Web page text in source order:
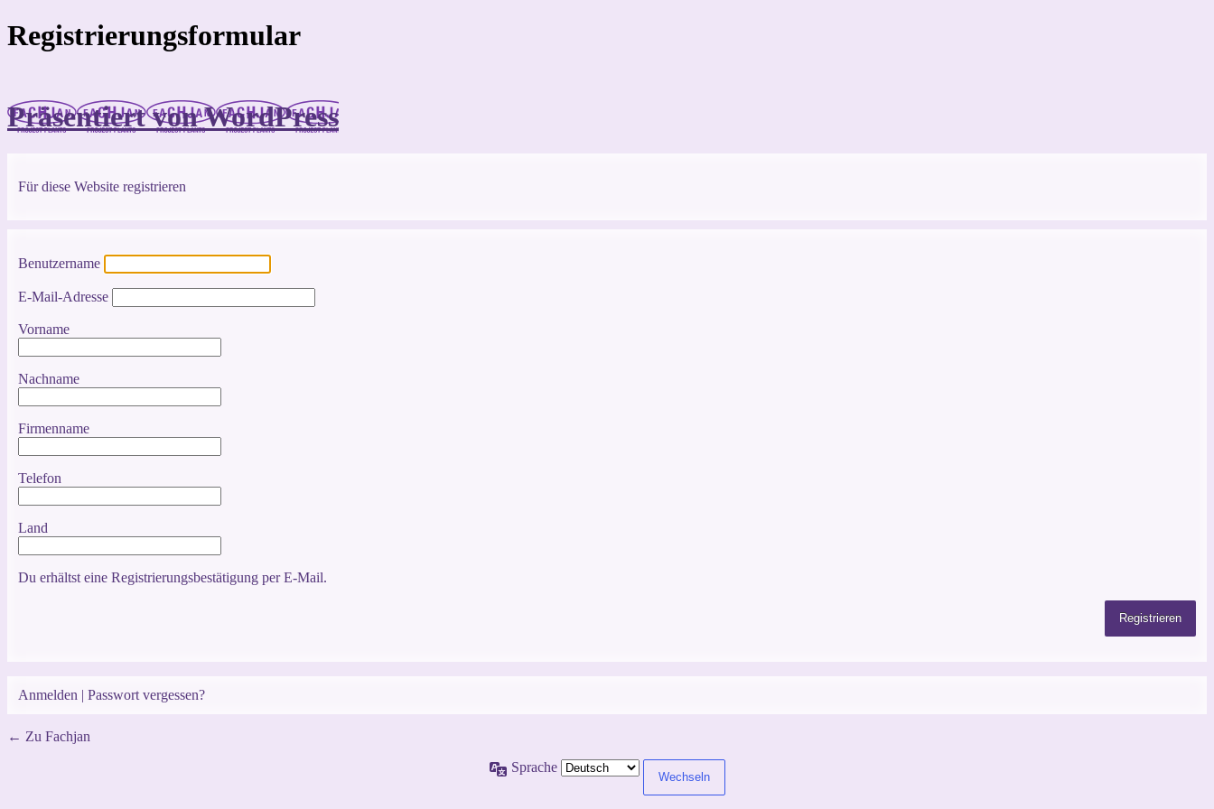
Registrierungsformular
Präsentiert von WordPress
Für diese Website registrieren
Benutzername
E-Mail-Adresse
Vorname
Nachname
Firmenname
Telefon
Land
Du erhältst eine Registrierungsbestätigung per E-Mail.
Anmelden | Passwort vergessen?
← Zu Fachjan
Sprache